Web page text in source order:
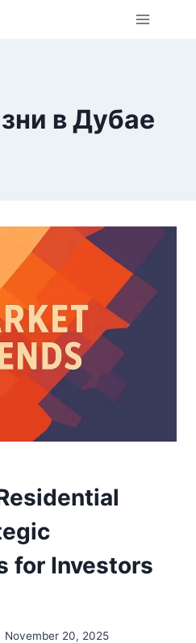
в Дубае
for Investors
November 20, 2025